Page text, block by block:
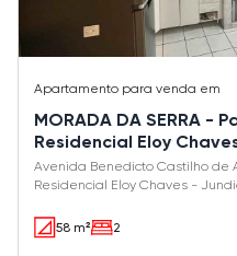
Apartamento para venda em
MORADA DA SERRA -
Residencial Eloy
Avenida Benedicto Castilho de
Residencial Eloy Chaves -
58 m² 2